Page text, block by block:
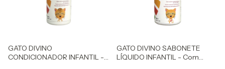
GATO DIVINO
CONDICIONADOR INFANTIL -
GATO DIVINO SABONETE
LÍQUIDO INFANTIL - Com